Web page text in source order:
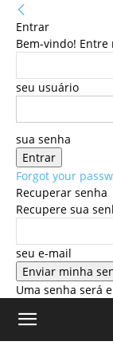
Entrar
Bem-vindo! Entre
seu usuário
sua senha
Forgot your
Recuperar senha
Recupere sua
seu e-mail
Uma senha será